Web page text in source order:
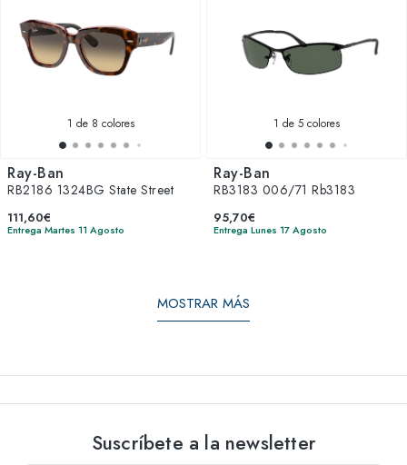
1 de 8 colores
Ray-Ban
RB2186 1324BG State Street
111,60€
Entrega Martes 11 Agosto
1 de 5 colores
Ray-Ban
RB3183 006/71 Rb3183
95,70€
Entrega Lunes 17 Agosto
MOSTRAR MÁS
Suscríbete a la newsletter